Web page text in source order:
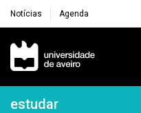
Notícias Agenda
Navegação
Navegação
estudar